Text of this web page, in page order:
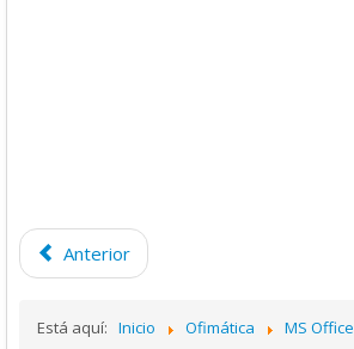
Anterior
Está aquí: Inicio Ofimática
MS Office